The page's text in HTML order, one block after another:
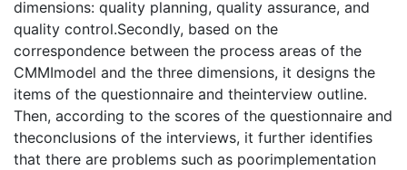
dimensions: quality planning, quality assurance, and
quality control.Secondly, based on the
correspondence between the process areas of the
CMMImodel and the three dimensions, it designs the
items of the questionnaire and theinterview outline.
Then, according to the scores of the questionnaire and
theconclusions of the interviews, it further identifies
that there are problems such as poorimplementation